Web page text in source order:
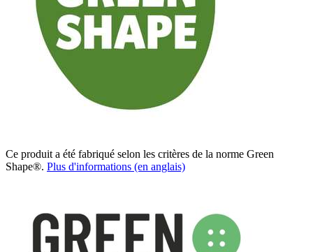
Ce produit a été fabriqué selon les critères de la norme Green
Shape®. Plus d'informations (en anglais)